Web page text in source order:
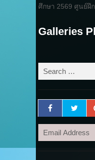
ศึกษา 2569 ศูนย์ฝึ
Galleries